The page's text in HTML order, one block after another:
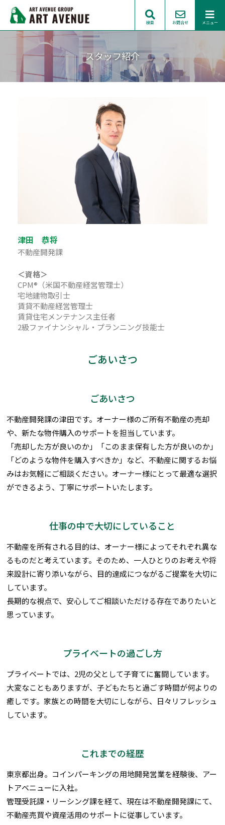
検索 お問合せ メニュー
スタッフ紹介
津田 恭将
不動産開発課
＜資格＞
CPM®（米国不動産経営管理士）
宅地建物取引士
賃貸不動産経営管理士
賃貸住宅メンテナンス主任者
2級ファイナンシャル・プランニング技能士
ごあいさつ
ごあいさつ
不動産開発課の津田です。オーナー様のご所有不動産の売却
や、新たな物件購入のサポートを担当しています。
「売却した方が良いのか」「このまま保有した方が良いのか」
「どのような物件を購入すべきか」など、不動産に関するお悩
みはお気軽にご相談ください。オーナー様にとって最適な選択
ができるよう、丁寧にサポートいたします。
仕事の中で大切にしていること
不動産を所有される目的は、オーナー様によってそれぞれ異な
るものだと考えています。そのため、一人ひとりのお考えや将
来設計に寄り添いながら、目的達成につながるご提案を大切に
しています。
長期的な視点で、安心してご相談いただける存在でありたいと
思っています。
プライベートの過ごし方
プライベートでは、2児の父として子育てに奮闘しています。
大変なこともありますが、子どもたちと過ごす時間が何よりの
癒しです。家族との時間を大切にしながら、日々リフレッシュ
しています。
これまでの経歴
東京都出身。コインパーキングの用地開発営業を経験後、アー
トアベニューに入社。
管理受託課・リーシング課を経て、現在は不動産開発課にて、
不動産売買や資産活用のサポートに従事しています。